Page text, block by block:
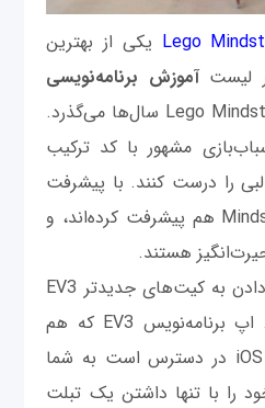
Lego یکی از بهترین
لیستآموزش برنامه‌نویسی
Lego Mindstorms سال‌ها می‌گذرد.
مشهور با کد ترکیب
را درست کنند. با پیشرفت
فناوری، کیت‌های Mindstorms هم پیشرفت کرده‌اند، و
هستند.
برای برنامه دادن به کیت‌های جدیدتر EV3
نیازی به کامپیوتر ندارند. اپ برنامه‌نویس EV3 که هم
برای اندروید و هم برای iOS در دسترس است به شما
را با تنها داشتن یک تبلت